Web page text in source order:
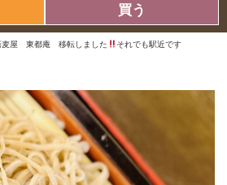
買う
麦屋 東都庵 移転しました それでも駅近です